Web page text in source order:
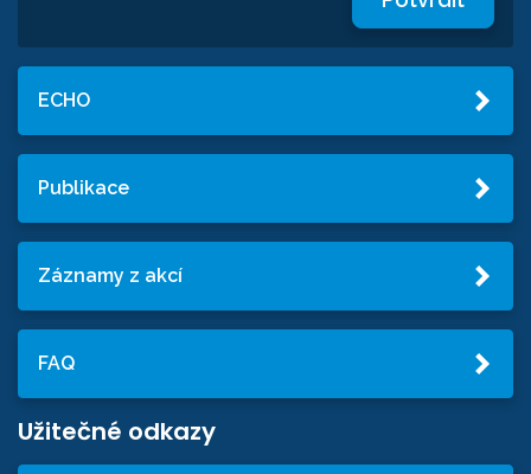
ECHO
Publikace
Záznamy z akcí
FAQ
Užitečné odkazy